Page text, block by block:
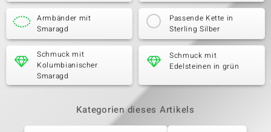
Armbänder mit
Smaragd
Passende Kette in
Sterling Silber
Schmuck mit
Kolumbianischer
Smaragd
Schmuck mit
Edelsteinen in grün
Kategorien dieses Artikels